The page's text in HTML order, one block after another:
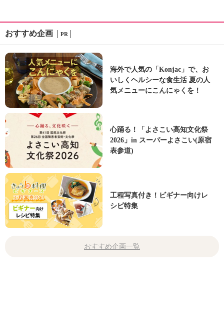
おすすめ企画 PR
海外で人気の「Konjac」で、お
いしくヘルシーな食生活 夏の人
気メニューにこんにゃくを！
心踊る！「よさこい高知文化祭
2026」in スーパーよさこい(原宿
表参道)
工程写真付き！ビギナー向けレ
シピ特集
おすすめ企画一覧